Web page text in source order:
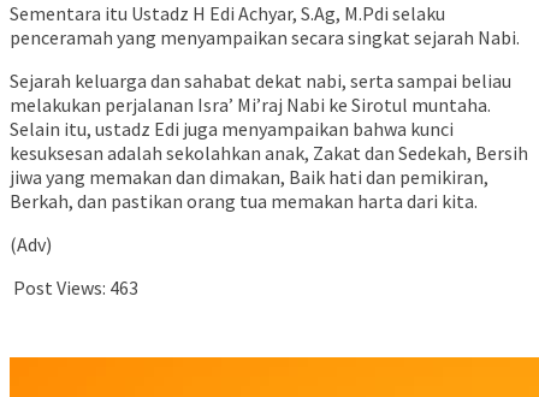
Sementara itu Ustadz H Edi Achyar, S.Ag, M.Pdi selaku
penceramah yang menyampaikan secara singkat sejarah Nabi.
Sejarah keluarga dan sahabat dekat nabi, serta sampai beliau
melakukan perjalanan Isra’ Mi’raj Nabi ke Sirotul muntaha.
Selain itu, ustadz Edi juga menyampaikan bahwa kunci
kesuksesan adalah sekolahkan anak, Zakat dan Sedekah, Bersih
jiwa yang memakan dan dimakan, Baik hati dan pemikiran,
Berkah, dan pastikan orang tua memakan harta dari kita.
(Adv)
Post Views: 463